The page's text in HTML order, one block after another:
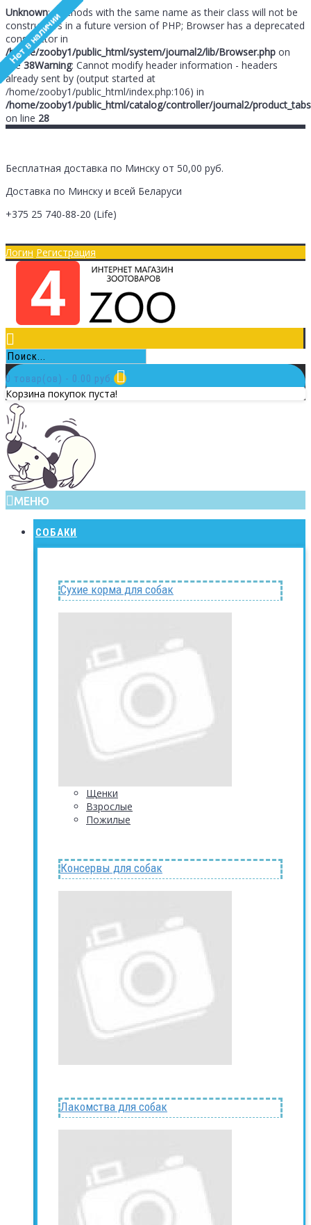
Unknown: Methods with the same name as their class will not be
constructors in a future version of PHP; Browser has a deprecated
constructor in
/home/zooby1/public_html/system/journal2/lib/Browser.php on
line38Warning: Cannot modify header information - headers
already sent by (output started at
/home/zooby1/public_html/index.php:106) in
/home/zooby1/public_html/catalog/controller/journal2/
on line 28
Бесплатная доставка по Минску от 50,00 руб.
Доставка по Минску и всей Беларуси
+375 25 740-88-20 (Life)
Логин Регистрация
0 товар(ов) - 0.00 руб.
Корзина покупок пуста!
МЕНЮ
СОБАКИ
Сухие корма для собак
Щенки
Взрослые
Пожилые
Консервы для собак
Лакомства для собак